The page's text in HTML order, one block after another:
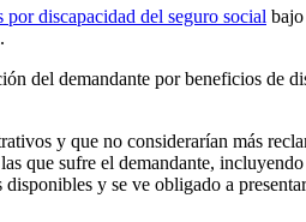
por discapacidad del seguro social
del demandante por beneficios de
y que no considerarían más
que sufre el demandante,
y se ve obligado a